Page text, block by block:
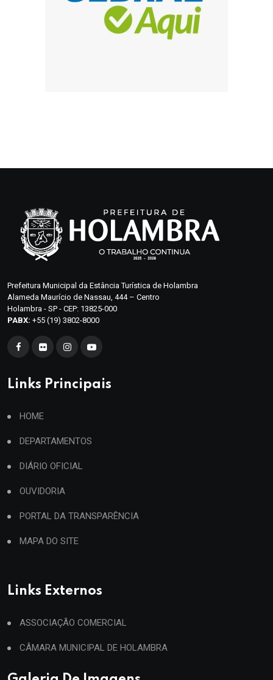
Prefeitura Municipal da Estância Turística de Holambra
Alameda Maurício de Nassau, 444 – Centro
Holambra - SP - CEP: 13825-000
PABX: +55 (19) 3802-8000
Links Principais
HOME
DEPARTAMENTOS
DIÁRIO OFICIAL
OUVIDORIA
PORTAL DA TRANSPARÊNCIA
MAPA DO SITE
Links Externos
ASSOCIAÇÃO COMERCIAL
CÂMARA MUNICIPAL DE HOLAMBRA